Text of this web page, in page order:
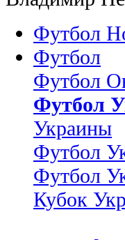
Футбол
Футбол
Футбол
Футбол
Украины
Футбол
Футбол
Кубок